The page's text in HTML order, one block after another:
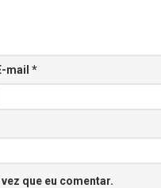
mail *
que eu comentar.